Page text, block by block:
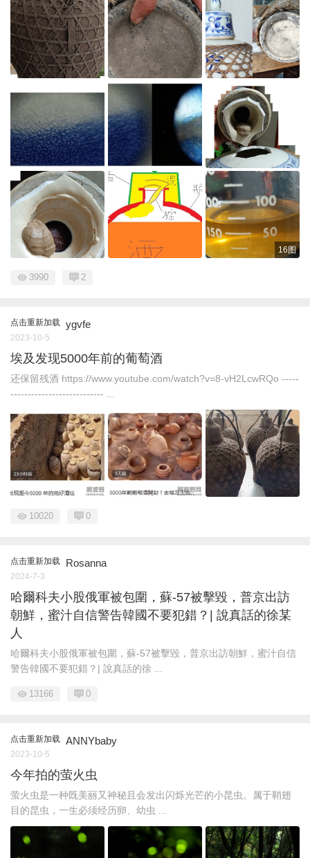
16图
3990 2
点击重新加载 ygvfe
2023-10-5
埃及发现5000年前的葡萄酒
还保留残酒 https://www.youtube.com/watch?v=8-vH2LcwRQo -----
--------------------------- ...
10020 0
点击重新加载 Rosanna
2024-7-3
哈爾科夫小股俄軍被包圍，蘇-57被擊毀，普京出訪
朝鮮，蜜汁自信警告韓國不要犯錯？| 說真話的徐某
人
哈爾科夫小股俄軍被包圍，蘇-57被擊毀，普京出訪朝鮮，蜜汁自信
警告韓國不要犯錯？| 說真話的徐 ...
13166 0
点击重新加载 ANNYbaby
2023-10-5
今年拍的萤火虫
萤火虫是一种既美丽又神秘且会发出闪烁光芒的小昆虫。属于鞘翅
目的昆虫，一生必须经历卵、幼虫 ...